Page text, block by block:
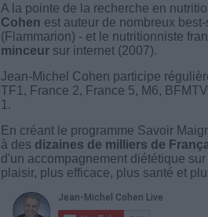
A la pointe de la recherche en
Cohen est auteur de nombreux
(Flammarion) - et le nutritionniste
minceursur internet (2007).
Jean-Michel Cohen participe
TF1, France 2, France 5, M6,
1.
En créant le programme Savoir
à des dizaines de milliers de
d'un accompagnement diététique
plaisir, plus efficace, plus santé et